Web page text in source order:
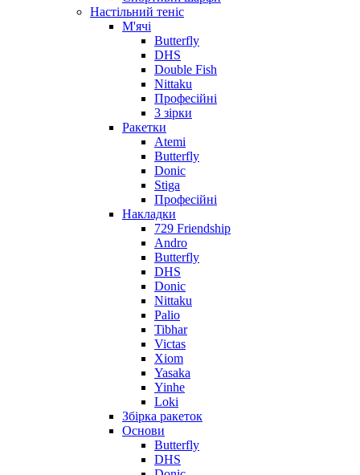
Настільний теніс
М'ячі
Butterfly
DHS
Double Fish
Nittaku
Професійні
3 зірки
Ракетки
Atemi
Butterfly
Donic
Stiga
Професійні
Накладки
729 Friendship
Andro
Butterfly
DHS
Donic
Nittaku
Palio
Tibhar
Victas
Xiom
Yasaka
Yinhe
Loki
Збірка ракеток
Основи
Butterfly
DHS